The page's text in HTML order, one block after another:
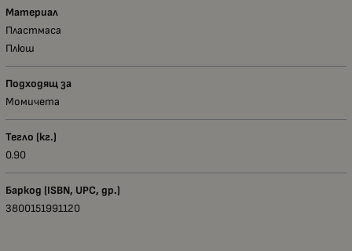
Материал
Пластмаса
Плюш
Подходящ за
Момичета
Тегло (кг.)
0.90
Баркод (ISBN, UPC, др.)
3800151991120